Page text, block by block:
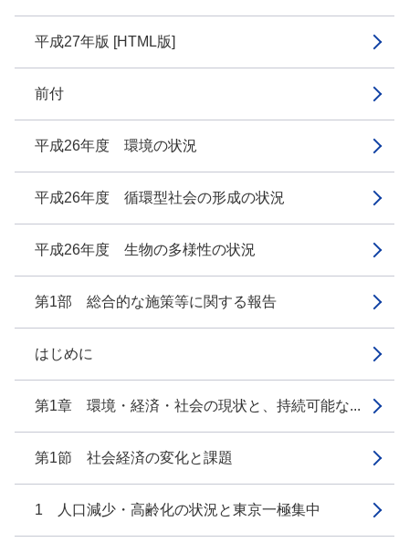
平成27年版 [HTML版]
前付
平成26年度 環境の状況
平成26年度 循環型社会の形成の状況
平成26年度 生物の多様性の状況
第1部 総合的な施策等に関する報告
はじめに
第1章 環境・経済・社会の現状と、持続可能な...
第1節 社会経済の変化と課題
1 人口減少・高齢化の状況と東京一極集中